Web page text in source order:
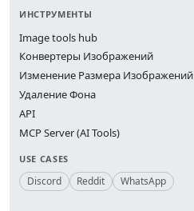
ИНСТРУМЕНТЫ
Image tools hub
Конвертеры Изображений
Изменение Размера Изображений
Удаление Фона
API
MCP Server (AI Tools)
USE CASES
Discord Reddit WhatsApp